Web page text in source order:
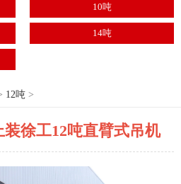
10吨
14吨
12吨 >
徐工12吨直臂式吊机